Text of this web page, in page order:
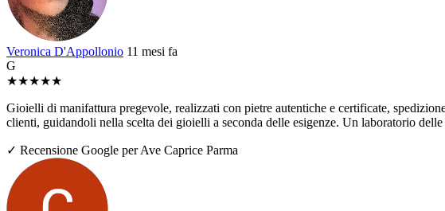
Veronica D'Appollonio 11 mesi fa
G
★★★★★
Gioielli di manifattura pregevole, realizzati con pietre autentiche e certificate,
clienti, guidandoli nella scelta dei gioielli a seconda delle esigenze. Un laboratorio
✓ Recensione Google per Ave Caprice Parma